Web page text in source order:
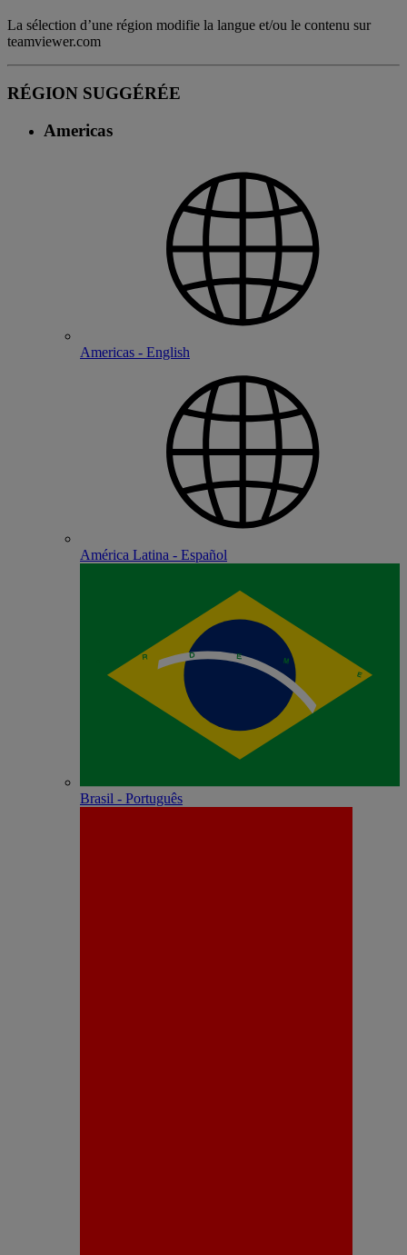
La sélection d’une région modifie la langue et/ou le contenu sur
teamviewer.com
RÉGION SUGGÉRÉE
Americas
Americas - English
América Latina - Español
Brasil - Português